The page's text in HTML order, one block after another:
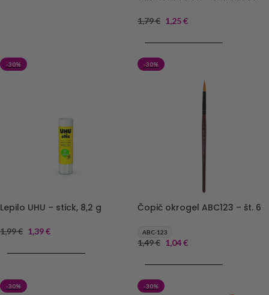
1,79€ 1,25€
-30%
Lepilo UHU – stick, 8,2 g
1,99€ 1,39€
-30%
Čopič okrogel ABC123 – št. 6
ABC-123
1,49€ 1,04€
-30% -30%